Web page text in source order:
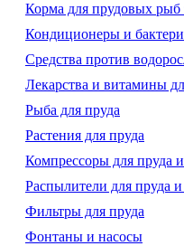
Корма для прудовых
Кондиционеры и
Средства против
Лекарства и витамины
Рыба для пруда
Растения для пруда
Компрессоры для пруда
Распылители для пруда и
Фильтры для пруда
Фонтаны и насосы